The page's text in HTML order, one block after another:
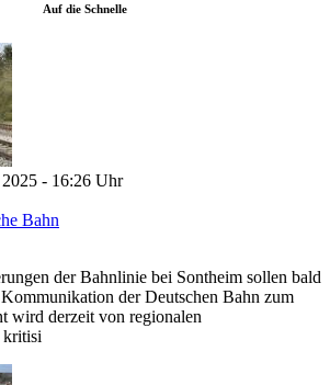
Auf die Schnelle
- 16:26 Uhr
Bahn
der Bahnlinie bei Sontheim sollen bald
der Deutschen Bahn zum
wird derzeit von regionalen
kritisi